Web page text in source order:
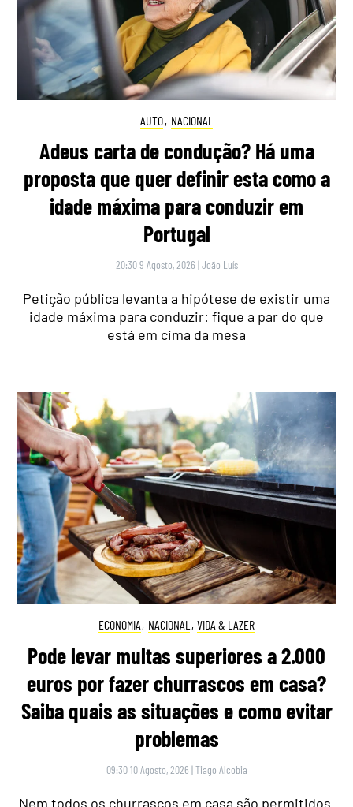
AUTO, NACIONAL
Adeus carta de condução? Há uma
proposta que quer definir esta como a
idade máxima para conduzir em
Portugal
20:30 9 Agosto, 2026 |João Luís
Petição pública levanta a hipótese de existir uma
idade máxima para conduzir: fique a par do que
está em cima da mesa
ECONOMIA, NACIONAL , VIDA & LAZER
Pode levar multas superiores a 2.000
euros por fazer churrascos em casa?
Saiba quais as situações e como evitar
problemas
09:30 10 Agosto, 2026 |Tiago Alcobia
Nem todos os churrascos em casa são permitidos.